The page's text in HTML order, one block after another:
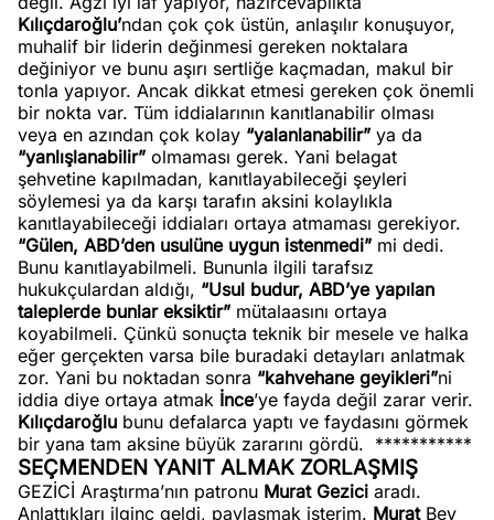
Kılıçdaroğlu’ndan çok çok üstün, anlaşılır konuşuyor,
muhalif bir liderin değinmesi gereken noktalara
değiniyor ve bunu aşırı sertliğe kaçmadan, makul bir
tonla yapıyor. Ancak dikkat etmesi gereken çok önemli
bir nokta var. Tüm iddialarının kanıtlanabilir olması
veya en azından çok kolay “yalanlanabilir” ya da
“yanlışlanabilir” olmaması gerek. Yani belagat
şehvetine kapılmadan, kanıtlayabileceği şeyleri
söylemesi ya da karşı tarafın aksini kolaylıkla
kanıtlayabileceği iddiaları ortaya atmaması gerekiyor.
“Gülen, ABD’den usulüne uygun istenmedi” mi dedi.
Bunu kanıtlayabilmeli. Bununla ilgili tarafsız
hukukçulardan aldığı, “Usul budur, ABD’ye yapılan
taleplerde bunlar eksiktir” mütalaasını ortaya
koyabilmeli. Çünkü sonuçta teknik bir mesele ve halka
eğer gerçekten varsa bile buradaki detayları anlatmak
zor. Yani bu noktadan sonra “kahvehane geyikleri”ni
iddia diye ortaya atmak İnce’ye fayda değil zarar verir.
Kılıçdaroğlu bunu defalarca yaptı ve faydasını görmek
bir yana tam aksine büyük zararını gördü. ***********
SEÇMENDEN YANIT ALMAK ZORLAŞMIŞ
GEZİCİ Araştırma’nın patronu Murat Gezici aradı.
Anlattıkları ilginç geldi, paylaşmak isterim. MuratBey